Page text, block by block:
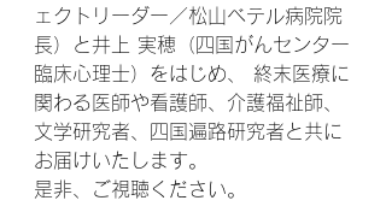
ェクトリーダー／松山ベテル病院院
長）と井上 実穂（四国がんセンター
臨床心理士）をはじめ、 終末医療に
関わる医師や看護師、介護福祉師、
文学研究者、四国遍路研究者と共に
お届けいたします。
是非、ご視聴ください。